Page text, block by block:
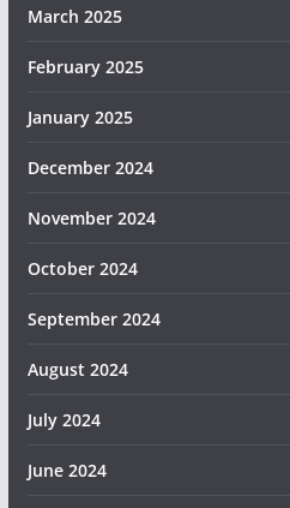
March 2025
February 2025
January 2025
December 2024
November 2024
October 2024
September 2024
August 2024
July 2024
June 2024